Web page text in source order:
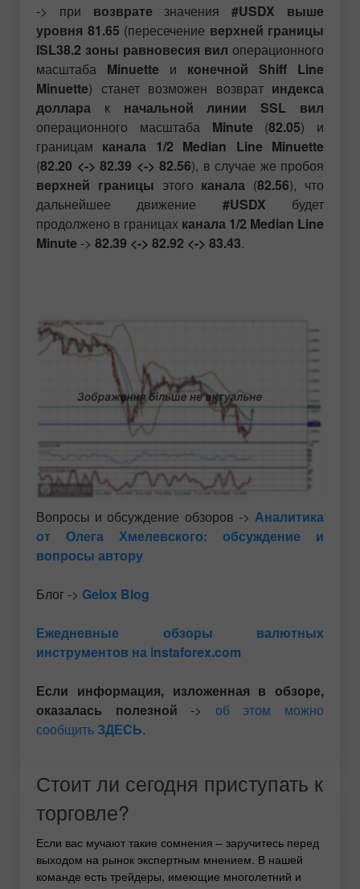
-> при возвратезначения#USDX выше
уровня 81.65 (пересечение верхней границы
ISL38.2 зоны равновесия вил операционного
масштаба Minuette и
конечной Shiff Line
Minuette) станет возможен возврат индекса
доллара к начальной линии SSL вил
операционного масштаба Minute(82.05) и
границам канала 1/2 Median Line Minuette
(82.20 <-> 82.39 <-> 82.56), в случае же пробоя
верхней границы этого канала (82.56), что
дальнейшее движение #USDX будет
продолжено в границах канала 1/2 Median Line
Minute -> 82.39 <-> 82.92 <-> 83.43.
Вопросы и обсуждение обзоров -> Аналитика
от Олега Хмелевского: обсуждение и
вопросы автору
Блог -> Gelox Blog
Ежедневные обзоры валютных
инструментов на instaforex.com
Если информация, изложенная в обзоре,
оказалась полезной -> об этом можно
сообщить ЗДЕСЬ.
Стоит ли сегодня приступать к
торговле?
Если вас мучают такие сомнения – заручитесь перед
выходом на рынок экспертным мнением. В нашей
команде есть трейдеры, имеющие многолетний и